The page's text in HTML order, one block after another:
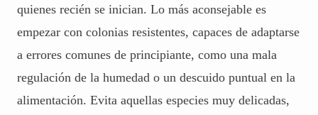
quienes recién se inician. Lo más aconsejable es
empezar con colonias resistentes, capaces de adaptarse
a errores comunes de principiante, como una mala
regulación de la humedad o un descuido puntual en la
alimentación. Evita aquellas especies muy delicadas,